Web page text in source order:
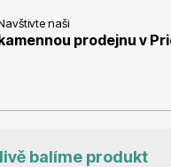
naši
prodejnu v
balíme produkt